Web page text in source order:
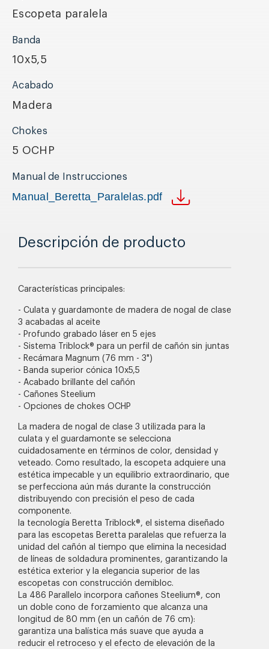
Escopeta paralela
Banda
10x5,5
Acabado
Madera
Chokes
5 OCHP
Manual de Instrucciones
Manual_Beretta_Paralelas.pdf
Descripción de producto
Características principales:
- Culata y guardamonte de madera de nogal de clase
3 acabadas al aceite
- Profundo grabado láser en 5 ejes
- Sistema Triblock® para un perfil de cañón sin juntas
- Recámara Magnum (76 mm - 3")
- Banda superior cónica 10x5,5
- Acabado brillante del cañón
- Cañones Steelium
- Opciones de chokes OCHP
La madera de nogal de clase 3 utilizada para la
culata y el guardamonte se selecciona
cuidadosamente en términos de color, densidad y
veteado. Como resultado, la escopeta adquiere una
estética impecable y un equilibrio extraordinario, que
se perfecciona aún más durante la construcción
distribuyendo con precisión el peso de cada
componente.
la tecnología Beretta Triblock®, el sistema diseñado
para las escopetas Beretta paralelas que refuerza la
unidad del cañón al tiempo que elimina la necesidad
de líneas de soldadura prominentes, garantizando la
estética exterior y la elegancia superior de las
escopetas con construcción demibloc.
La 486 Parallelo incorpora cañones Steelium®, con
un doble cono de forzamiento que alcanza una
longitud de 80 mm (en un cañón de 76 cm):
garantiza una balística más suave que ayuda a
reducir el retroceso y el efecto de elevación de la